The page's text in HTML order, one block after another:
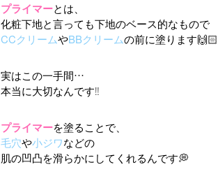
プライマーとは、
化粧下地と言っても下地のベース的なもので
CCクリームやBBクリームの前に塗ります🙌🏻
実はこの一手間…
本当に大切なんです‼️
プライマーを塗ることで、
毛穴や小ジワなどの
肌の凹凸を滑らかにしてくれるんです💭